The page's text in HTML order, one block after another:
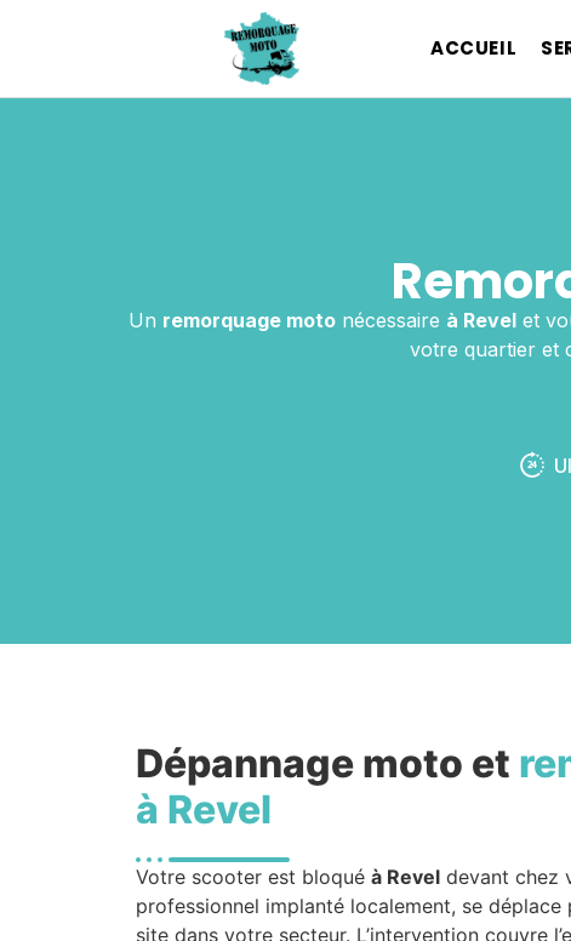
ACCUEIL
Un remorquage motonécessaire à Revelet
votre quartier et
Dépannage moto et
à Revel
Votre scooter est bloqué à Revel devant chez
professionnel implanté localement, se déplace
site dans votre secteur. L’intervention couvre